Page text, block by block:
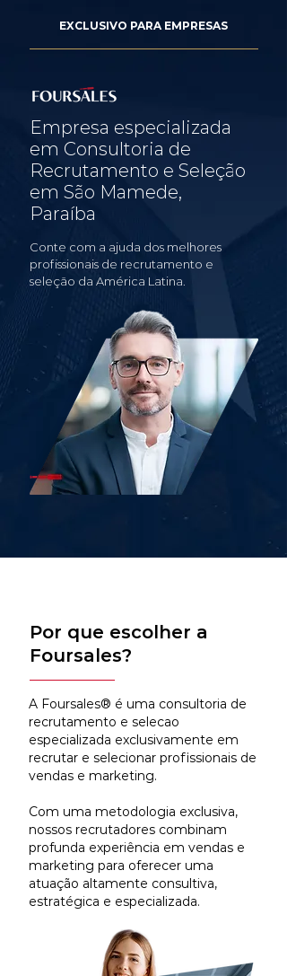
EXCLUSIVO PARA EMPRESAS
Empresa especializada
em Consultoria de
Recrutamento e Seleção
em São Mamede,
Paraíba
Conte com a ajuda dos melhores
profissionais de recrutamento e
seleção da América Latina.
Por que escolher a
Foursales?
A Foursales® é uma consultoria de
recrutamento e selecao
especializada exclusivamente em
recrutar e selecionar profissionais de
vendas e marketing.
Com uma metodologia exclusiva,
nossos recrutadores combinam
profunda experiência em vendas e
marketing para oferecer uma
atuação altamente consultiva,
estratégica e especializada.